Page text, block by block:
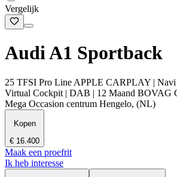
Vergelijk
Audi A1 Sportback
25 TFSI Pro Line APPLE CARPLAY |
Virtual Cockpit | DAB | 12 Maand BOVAG
Mega Occasion centrum Hengelo, (NL)
Kopen
€ 16.400
Maak een proefrit
Ik heb interesse